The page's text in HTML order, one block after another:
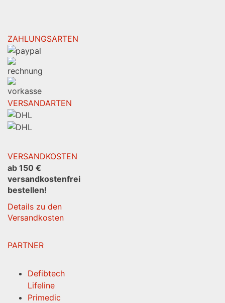
ZAHLUNGSARTEN
VERSANDARTEN
VERSANDKOSTEN
ab 150 €
versandkostenfrei
bestellen!
Details zu den
Versandkosten
PARTNER
Defibtech
Lifeline
Primedic